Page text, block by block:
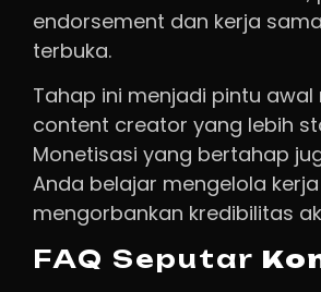
endorsement dan kerja
terbuka.
Tahap ini menjadi pintu awal
content creator yang lebih
Monetisasi yang bertahap
Anda belajar mengelola
mengorbankan kredibilitas
FAQ Seputar